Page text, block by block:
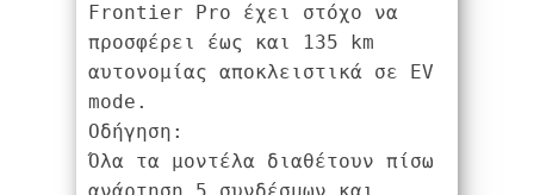
Frontier Pro έχει στόχο να
προσφέρει έως και 135 km
αυτονομίας αποκλειστικά σε EV
mode.
Οδήγηση:
Όλα τα μοντέλα διαθέτουν πίσω